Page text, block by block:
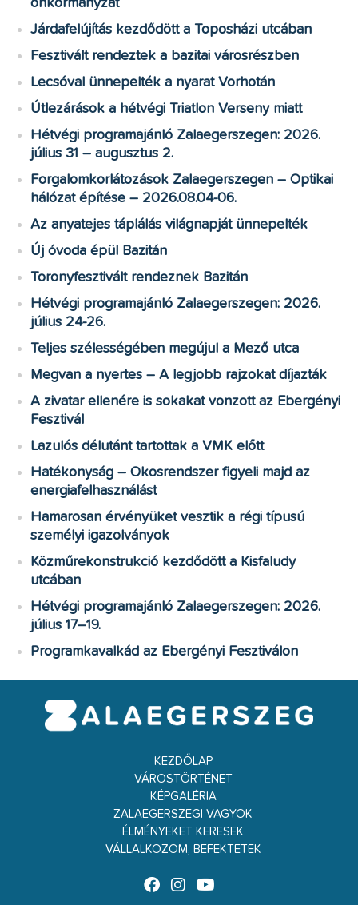
Járdafelújítás kezdődött a Toposházi utcában
Fesztivált rendeztek a bazitai városrészben
Lecsóval ünnepelték a nyarat Vorhotán
Útlezárások a hétvégi Triatlon Verseny miatt
Hétvégi programajánló Zalaegerszegen: 2026.
július 31 – augusztus 2.
Forgalomkorlátozások Zalaegerszegen – Optikai
hálózat építése – 2026.08.04-06.
Az anyatejes táplálás világnapját ünnepelték
Új óvoda épül Bazitán
Toronyfesztivált rendeznek Bazitán
Hétvégi programajánló Zalaegerszegen: 2026.
július 24-26.
Teljes szélességében megújul a Mező utca
Megvan a nyertes – A legjobb rajzokat díjazták
A zivatar ellenére is sokakat vonzott az Ebergényi
Fesztivál
Lazulós délutánt tartottak a VMK előtt
Hatékonyság – Okosrendszer figyeli majd az
energiafelhasználást
Hamarosan érvényüket vesztik a régi típusú
személyi igazolványok
Közműrekonstrukció kezdődött a Kisfaludy
utcában
Hétvégi programajánló Zalaegerszegen: 2026.
július 17–19.
Programkavalkád az Ebergényi Fesztiválon
KEZDŐLAP
VÁROSTÖRTÉNET
KÉPGALÉRIA
ZALAEGERSZEGI VAGYOK
ÉLMÉNYEKET KERESEK
VÁLLALKOZOM, BEFEKTETEK